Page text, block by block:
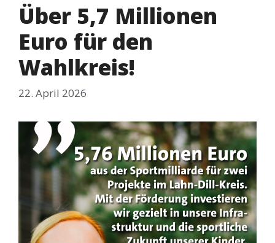
Über 5,7 Millionen
Euro für den
Wahlkreis!
22. April 2026